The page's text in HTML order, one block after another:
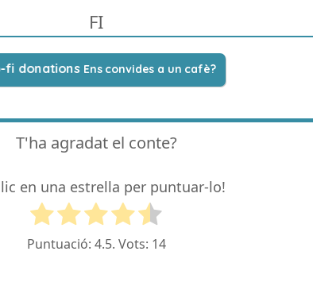
FI
Ens convides a un cafè?
T'ha agradat el conte?
en una estrella per puntuar-lo!
Puntuació: 4.5. Vots: 14